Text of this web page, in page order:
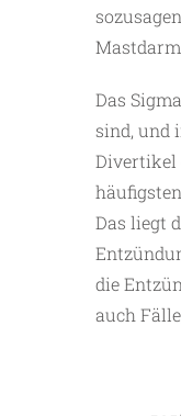
Das
sind, und
Divertikel
Das liegt
die
auch